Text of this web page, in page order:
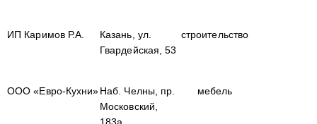
ИП Каримов Р.А.
Казань, ул.
Гвардейская, 53
строительство
ООО «Евро-Кухни»Наб. Челны, пр.
Московский,
мебель